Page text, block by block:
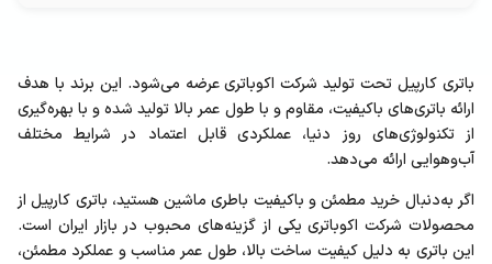
باتری کارپیل تحت تولید شرکت اکوباتری عرضه می‌شود. این برند با هدف
ارائه باتری‌های باکیفیت، مقاوم و با طول عمر بالا تولید شده و با بهره‌گیری
از تکنولوژی‌های روز دنیا، عملکردی قابل اعتماد در شرایط مختلف
آب‌وهوایی ارائه می‌دهد.
اگر به‌دنبال خرید مطمئن و باکیفیت باطری ماشین هستید، باتری کارپیل از
محصولات شرکت اکوباتری یکی از گزینه‌های محبوب در بازار ایران است.
این باتری به دلیل کیفیت ساخت بالا، طول عمر مناسب و عملکرد مطمئن،